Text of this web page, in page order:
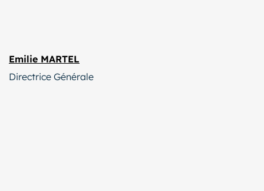
Emilie MARTEL
Directrice Générale